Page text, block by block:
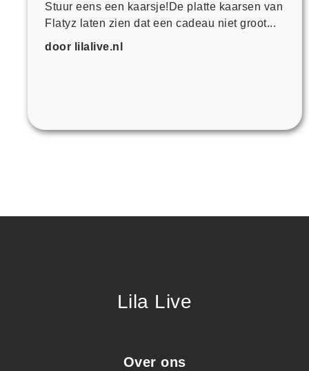
Stuur eens een kaarsje!De platte kaarsen van
Flatyz laten zien dat een cadeau niet groot...
door lilalive.nl
Lila Live
Over ons